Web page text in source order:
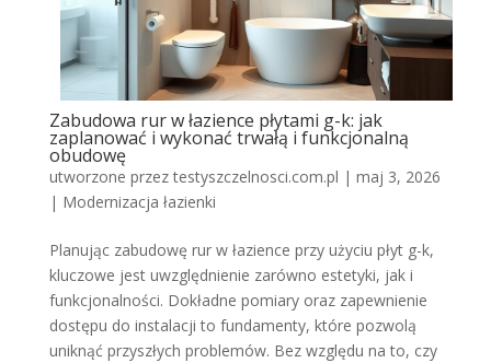
Zabudowa rur w łazience płytami g-k: jak
zaplanować i wykonać trwałą i funkcjonalną
obudowę
utworzone przeztestyszczelnosci.com.pl | maj 3, 2026
| Modernizacja łazienki
Planując zabudowę rur w łazience przy użyciu płyt g-k,
kluczowe jest uwzględnienie zarówno estetyki, jak i
funkcjonalności. Dokładne pomiary oraz zapewnienie
dostępu do instalacji to fundamenty, które pozwolą
uniknąć przyszłych problemów. Bez względu na to, czy